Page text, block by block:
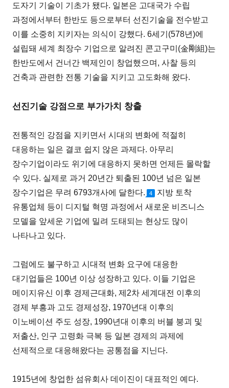
도자기 기술이 기초가 됐다. 일본은 고대국가 수립
과정에서부터 한반도 등으로부터 선진기술을 전수받고
이를 소중히 지키자는 의식이 강했다. 6세기(578년)에
설립돼 세계 최장수 기업으로 알려진 콘고구미(金剛組)는
한반도에서 건너간 백제인이 창업했으며, 사찰 등의
건축과 관련한 전통 기술을 지키고 고도화해 왔다.
선진기술 강점으로 부가가치 창출
전통적인 강점을 지키면서 시대의 변화에 적절히
대응하는 일은 결코 쉽지 않은 과제다. 아무리
장수기업이라도 위기에 대응하지 못하면 언제든 몰락할
수 있다. 실제로 과거 20년간 퇴출된 100년 넘은 일본
장수기업은 무려 6793개사에 달한다.
4
지방 토착
유통업체 등이 디지털 혁명 과정에서 새로운 비즈니스
모델을 앞세운 기업에 밀려 도태되는 현상도 많이
나타나고 있다.
그럼에도 불구하고 시대적 변화 요구에 대응한
대기업들은 100년 이상 성장하고 있다. 이들 기업은
메이지유신 이후 경제근대화, 제2차 세계대전 이후의
경제 부흥과 고도 경제성장, 1970년대 이후의
이노베이션 주도 성장, 1990년대 이후의 버블 붕괴 및
저출산, 인구 고령화 극복 등 일본 경제의 과제에
선제적으로 대응해왔다는 공통점을 지닌다.
1915년에 창업한 섬유회사 데이진이 대표적인 예다.